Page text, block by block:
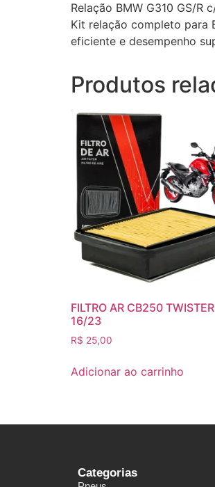
Relação BMW G310 GS/R
Kit relação completo para
eficiente e desempenho
Produtos
FILTRO AR CB250 TWISTER
16/23
R$ 25,00
Adicionar ao carrinho
Categorias